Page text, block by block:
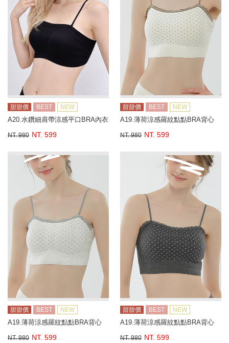
甜甜價 BEST NEW
A20.水鑽細肩帶涼感平口BRA內衣
NT. 980 NT. 599
甜甜價 BEST NEW
A19.薄荷涼感羅紋點點BRA背心
NT. 980 NT. 599
甜甜價 BEST NEW
A19.薄荷涼感羅紋點點BRA背心
NT. 980 NT. 599
甜甜價 BEST NEW
A19.薄荷涼感羅紋點點BRA背心
NT. 980 NT. 599